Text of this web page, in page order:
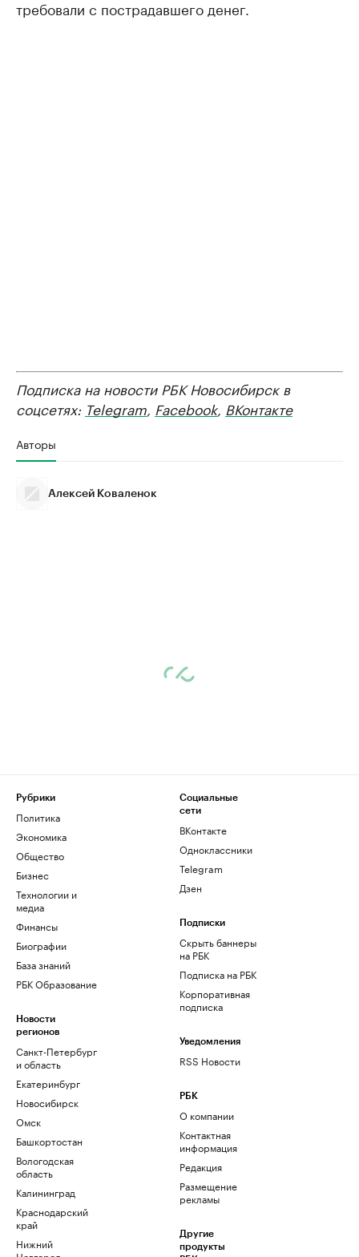
требовали с пострадавшего денег.
Подписка на новости РБК Новосибирск в
соцсетях: Telegram Facebook, ВКонтакте
Авторы
Алексей Коваленок
Рубрики
Политика
Экономика
Общество
Бизнес
Технологии и
медиа
Финансы
Биографии
База знаний
РБК Образование
Новости
регионов
Санкт-Петербург
и область
Екатеринбург
Новосибирск
Омск
Башкортостан
Вологодская
область
Калининград
Краснодарский
край
Нижний
Социальные
сети
ВКонтакте
Одноклассники
Telegram
Дзен
Подписки
Скрыть баннеры
на РБК
Подписка на РБК
Корпоративная
подписка
Уведомления
RSS Новости
РБК
О компании
Контактная
информация
Редакция
Размещение
рекламы
Другие
продукты